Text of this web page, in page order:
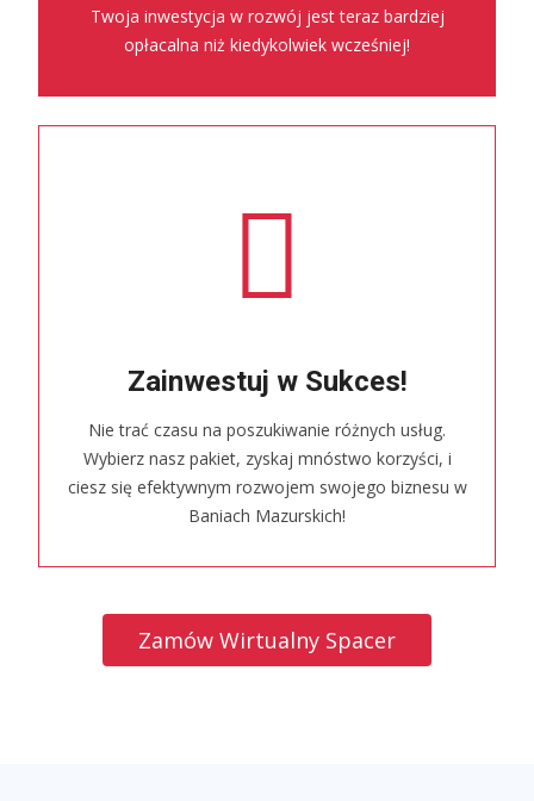
Twoja inwestycja w rozwój jest teraz bardziej
opłacalna niż kiedykolwiek wcześniej!
Zainwestuj w Sukces!
Nie trać czasu na poszukiwanie różnych usług.
Wybierz nasz pakiet, zyskaj mnóstwo korzyści, i
ciesz się efektywnym rozwojem swojego biznesu w
Baniach Mazurskich!
Zamów Wirtualny Spacer